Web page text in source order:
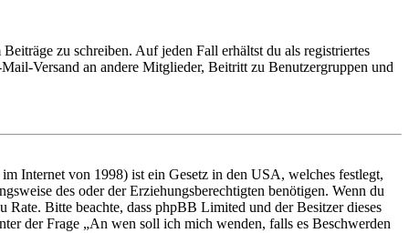
zu schreiben. Auf jeden Fall erhältst du als registriertes
Versand an andere Mitglieder, Beitritt zu Benutzergruppen und
Internet von 1998) ist ein Gesetz in den USA, welches festlegt,
des oder der Erziehungsberechtigten benötigen. Wenn du
Bitte beachte, dass phpBB Limited und der Besitzer dieses
der Frage „An wen soll ich mich wenden, falls es Beschwerden